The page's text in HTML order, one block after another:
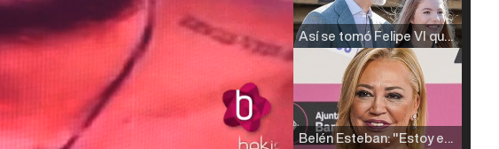
Así se tomó Felipe VI que la Infanta Sofía no quisiera recibir formación militar
Belén Esteban: "Estoy emocionada, muy contenta y muy feliz por llegar a RTVE"